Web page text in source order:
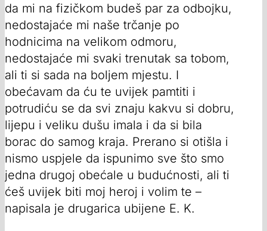
da mi na fizičkom budeš par za odbojku,
nedostajaće mi naše trčanje po
hodnicima na velikom odmoru,
nedostajaće mi svaki trenutak sa tobom,
ali ti si sada na boljem mjestu. I
obećavam da ću te uvijek pamtiti i
potrudiću se da svi znaju kakvu si dobru,
lijepu i veliku dušu imala i da si bila
borac do samog kraja. Prerano si otišla i
nismo uspjele da ispunimo sve što smo
jedna drugoj obećale u budućnosti, ali ti
ćeš uvijek biti moj heroj i volim te –
napisala je drugarica ubijene E. K.